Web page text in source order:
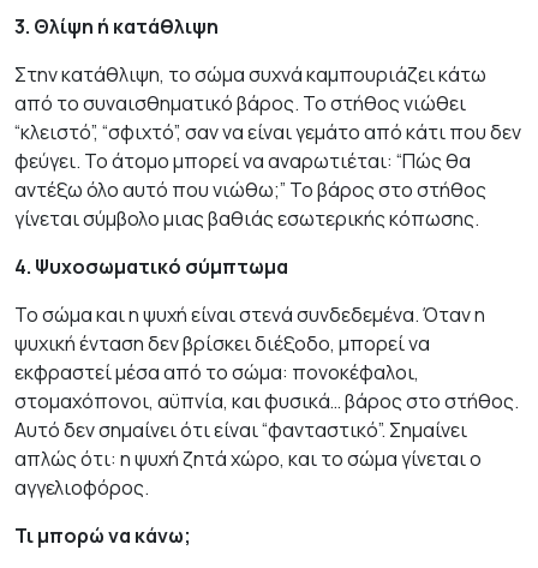
3. Θλίψη ή κατάθλιψη
Στην κατάθλιψη, το σώμα συχνά καμπουριάζει κάτω
από το συναισθηματικό βάρος. Το στήθος νιώθει
“κλειστό”, “σφιχτό”, σαν να είναι γεμάτο από κάτι που δεν
φεύγει. Το άτομο μπορεί να αναρωτιέται: “Πώς θα
αντέξω όλο αυτό που νιώθω;” Το βάρος στο στήθος
γίνεται σύμβολο μιας βαθιάς εσωτερικής κόπωσης.
4. Ψυχοσωματικό σύμπτωμα
Το σώμα και η ψυχή είναι στενά συνδεδεμένα. Όταν η
ψυχική ένταση δεν βρίσκει διέξοδο, μπορεί να
εκφραστεί μέσα από το σώμα: πονοκέφαλοι,
στομαχόπονοι, αϋπνία, και φυσικά… βάρος στο στήθος.
Αυτό δεν σημαίνει ότι είναι “φανταστικό”. Σημαίνει
απλώς ότι: η ψυχή ζητά χώρο, και το σώμα γίνεται ο
αγγελιοφόρος.
Τι μπορώ να κάνω;